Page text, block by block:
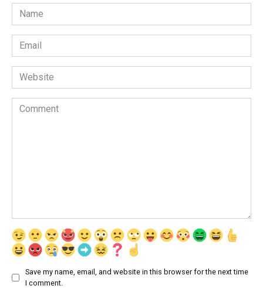
Name
*
Email
*
Website
Comment
Save my name, email, and website in this browser for the next time
I comment.